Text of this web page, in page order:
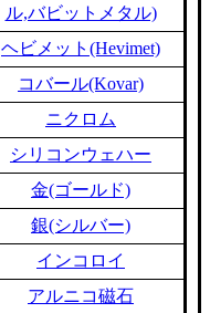
ル,バビットメタル)
ヘビメット(Hevimet)
コバール(Kovar)
ニクロム
シリコンウェハー
金(ゴールド)
銀(シルバー)
インコロイ
アルニコ磁石